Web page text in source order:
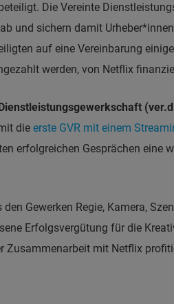
Die Vereinte
und sichern damit
auf eine Vereinbarung
werden, von Netflix
die erste GVR mit einem
erfolgreichen Gesprächen eine
Gewerken Regie, Kamera,
Erfolgsvergütung für die
Zusammenarbeit mit Netflix